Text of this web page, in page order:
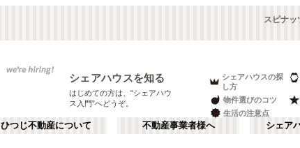
スピナッ
シェアハウスを知る
はじめての方は、“シェアハウ
ス入門”へどうぞ。
シェアハウスの探
し方
物件選びのコツ
生活の注意点
ひつじ不動産について 不動産事業者様へ シェア